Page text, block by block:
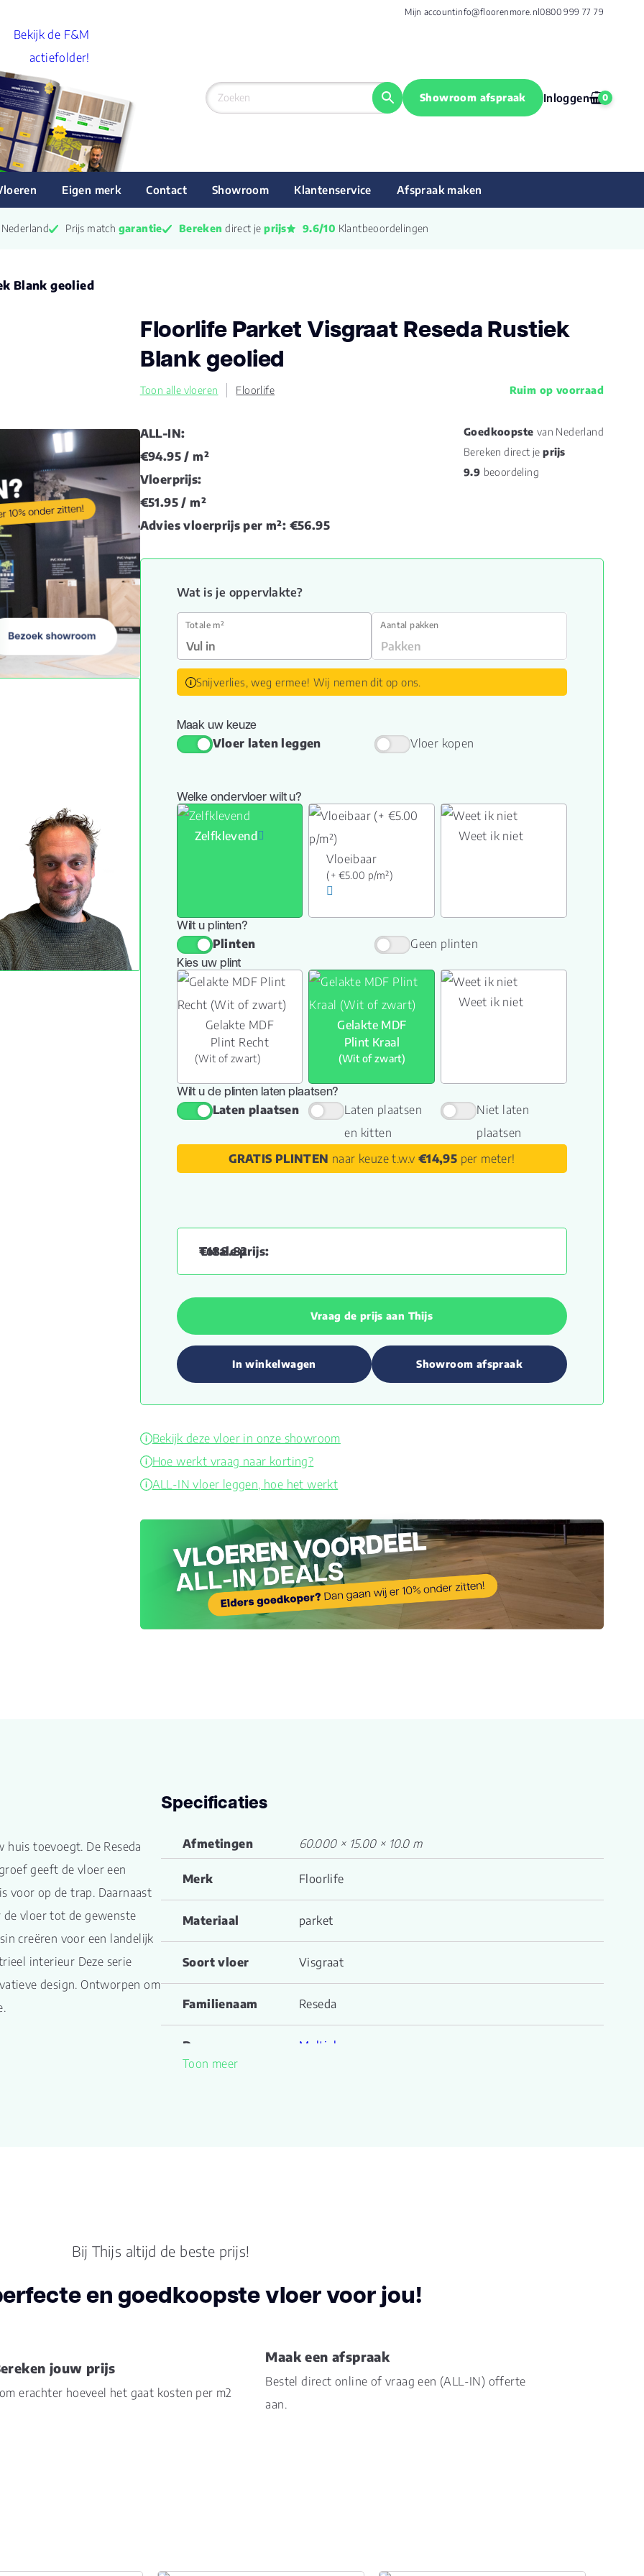
Mijn accountinfo@floorenmore.nl0800 999 77 79
Bekijk de F&M
actiefolder!
Showroom afspraak Inloggen 0
Eigen merk Contact Showroom Klantenservice Afspraak maken
Prijs match garantie Bereken direct je prijs 9.6/10 Klantbeoordelingen
Blank geolied
Floorlife Parket Visgraat Reseda Rustiek
Blank geolied
Toon alle vloeren Floorlife Ruim op voorraad
ALL-IN:
€94.95 / m²
Vloerprijs:
€51.95/ m²
Advies vloerprijs per m²: €56.95
Goedkoopste van Nederland
Bereken direct jeprijs
9.9 beoordeling
Wat is je oppervlakte?
Totale m² Aantal pakken
Snijverlies, weg ermee! Wij nemen dit op ons.
Maak uw keuze
Vloer laten leggen Vloer kopen
Welke ondervloer wilt u?
Zelfklevend
Vloeibaar
(+ €5.00 p/m²)
Weet ik niet
Wilt u plinten?
Plinten Geen plinten
Kies uw plint
Gelakte MDF
Plint Recht
(Wit of zwart)
Gelakte MDF
Plint Kraal
(Wit of zwart)
Weet ik niet
Wilt u de plinten laten plaatsen?
Laten plaatsen
Laten plaatsen
en kitten
Niet laten
plaatsen
GRATIS PLINTEN naar keuze t.w.v €14,95 per meter!
€188.82
Vraag de prijs aan Thijs
In winkelwagen Showroom afspraak
Bekijk deze vloer in onze showroom
Hoe werkt vraag naar korting?
ALL-IN vloer leggen, hoe het werkt
toevoegt. De Reseda
geeft de vloer een
voor op de trap. Daarnaast
de vloer tot de gewenste
creëren voor een landelijk
interieur Deze serie
design. Ontworpen om
Specificaties
Afmetingen 60.000 × 15.00 × 10.0 m
Merk Floorlife
Materiaal parket
Soort vloer Visgraat
Familienaam Reseda
Drager Multiplex
Aantal per pak
Dikte toplaag
Dikte plank (mm) 10.0
V groef
Toon meer
Bij Thijs altijd de beste prijs!
en goedkoopste vloer voor jou!
jouw prijs
erachter hoeveel het gaat kosten per m2
Maak een afspraak
Bestel direct online of vraag een (ALL-IN) offerte
aan.